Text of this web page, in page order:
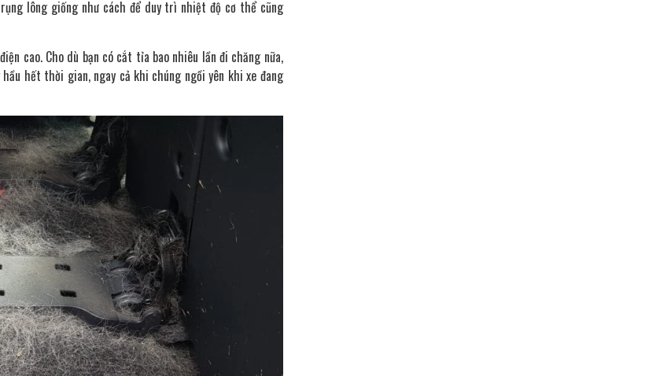
lông giống như cách để duy trì nhiệt độ cơ thể cũng
cao. Cho dù bạn có cắt tỉa bao nhiêu lần đi chăng nữa,
hết thời gian, ngay cả khi chúng ngồi yên khi xe đang